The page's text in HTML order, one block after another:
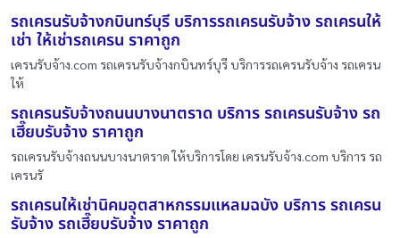
รถเครนรับจ้างกบินทร์บุรี บริการรถเครนรับจ้าง รถเครนให้
เช่า ให้เช่ารถเครน ราคาถูก
เครนรับจ้าง.com รถเครนรับจ้างกบินทร์บุรี บริการรถเครนรับจ้าง รถเครน
ให้
รถเครนรับจ้างถนนบางนาตราด บริการ รถเครนรับจ้าง รถ
เฮี๊ยบรับจ้าง ราคาถูก
รถเครนรับจ้างถนนบางนาตราด ให้บริการโดย เครนรับจ้าง.com บริการ รถ
เครนรั
รถเครนให้เช่านิคมอุตสาหกรรมแหลมฉบัง บริการ รถเครน
รับจ้าง รถเฮี๊ยบรับจ้าง ราคาถูก